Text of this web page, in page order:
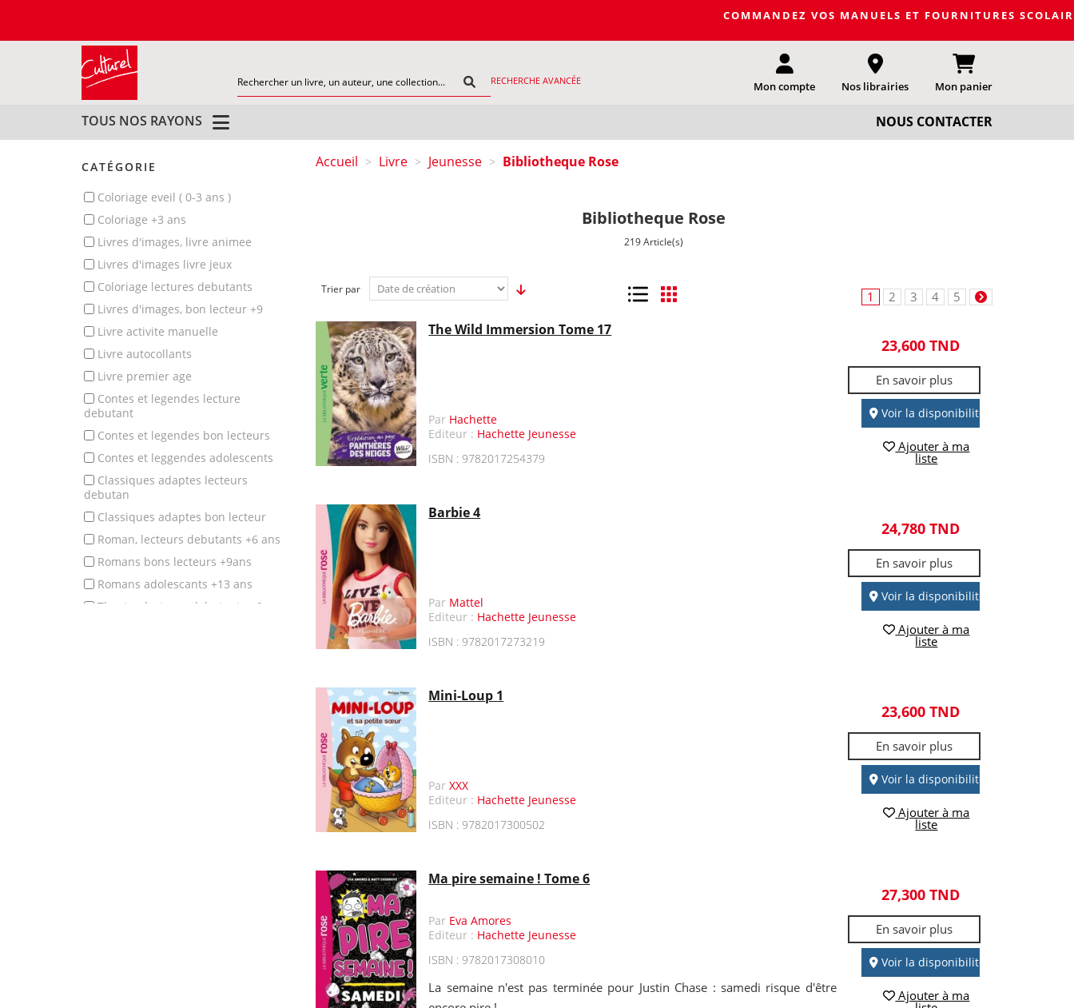
COMMANDEZ VOS MANUELS ET FOURNITURES
RECHERCHE AVANCÉE Mon compte Nos librairies Mon panier
TOUS NOS RAYONS NOUS CONTACTER
CATÉGORIE
coloriage eveil ( 0-3 ans )
coloriage +3 ans
livres d'images, livre animee
livres d'images livre jeux
coloriage lectures debutants
livres d'images, bon lecteur +9
livre activite manuelle
livre autocollants
livre premier age
contes et legendes lecture
debutant
contes et legendes bon lecteurs
contes et leggendes adolescents
classiques adaptes lecteurs
debutan
classiques adaptes bon lecteur
roman, lecteurs debutants +6 ans
romans bons lecteurs +9ans
romans adolescants +13 ans
theatre, lecteurs debutants +6 ans
Accueil > Livre > Jeunesse > Bibliotheque Rose
Bibliotheque Rose
219 Article(s)
Trier par Liste Grille 1 2 3 4 5
The Wild Immersion Tome 17
Par Hachette
Editeur : Hachette Jeunesse
ISBN : 9782017254379
23,600 TND
En savoir plus
Voir la disponibilité
Ajouter à ma
liste
Barbie 4
Par Mattel
Editeur : Hachette Jeunesse
ISBN : 9782017273219
24,780 TND
En savoir plus
Voir la disponibilité
Ajouter à ma
liste
Mini-Loup 1
ParXXX
Editeur : Hachette Jeunesse
ISBN : 9782017300502
23,600 TND
En savoir plus
Voir la disponibilité
Ajouter à ma
liste
Ma pire semaine ! Tome 6
Par Eva Amores
Editeur : Hachette Jeunesse
ISBN : 9782017308010
La semaine n'est pas terminée pour Justin Chase : samedi risque d'être
27,300 TND
En savoir plus
Voir la disponibilité
Ajouter à ma